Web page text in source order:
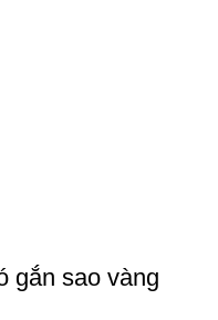
gắn sao vàng